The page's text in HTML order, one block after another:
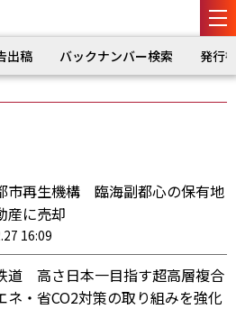
出稿 バックナンバー検索 発行
市再生機構 臨海副都心の保有地
産に売却
16:09
道 高さ日本一目指す超高層複合
ネ・省CO2対策の取り組みを強化